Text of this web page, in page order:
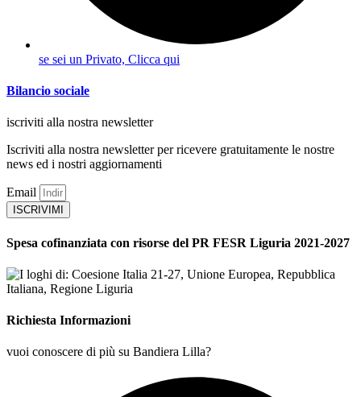
se sei un Privato, Clicca qui
Bilancio sociale
iscriviti alla nostra newsletter
Iscriviti alla nostra newsletter per ricevere gratuitamente le nostre
news ed i nostri aggiornamenti
Email
ISCRIVIMI
Spesa cofinanziata con risorse del PR FESR Liguria 2021-2027
Richiesta Informazioni
vuoi conoscere di più su Bandiera Lilla?